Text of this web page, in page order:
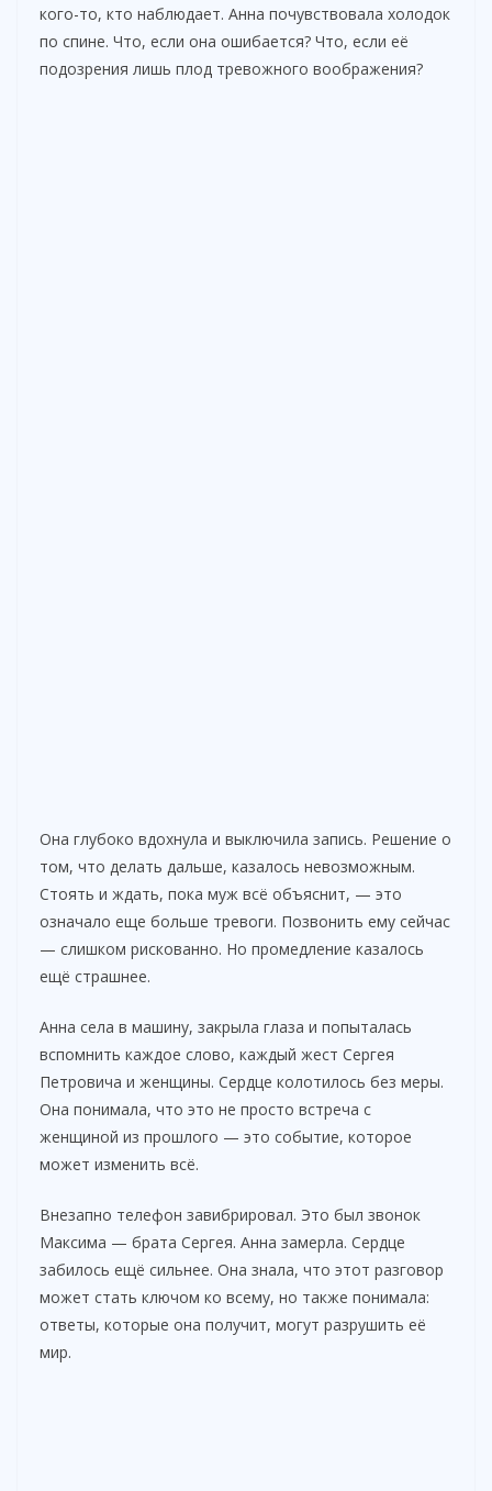
кого-то, кто наблюдает. Анна почувствовала холодок
по спине. Что, если она ошибается? Что, если её
подозрения лишь плод тревожного воображения?
Она глубоко вдохнула и выключила запись. Решение о
том, что делать дальше, казалось невозможным.
Стоять и ждать, пока муж всё объяснит, — это
означало еще больше тревоги. Позвонить ему сейчас
— слишком рискованно. Но промедление казалось
ещё страшнее.
Анна села в машину, закрыла глаза и попыталась
вспомнить каждое слово, каждый жест Сергея
Петровича и женщины. Сердце колотилось без меры.
Она понимала, что это не просто встреча с
женщиной из прошлого — это событие, которое
может изменить всё.
Внезапно телефон завибрировал. Это был звонок
Максима — брата Сергея. Анна замерла. Сердце
забилось ещё сильнее. Она знала, что этот разговор
может стать ключом ко всему, но также понимала:
ответы, которые она получит, могут разрушить её
мир.